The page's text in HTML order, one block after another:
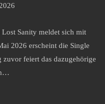
Sanity meldet sich mit
2026 erscheint die Single
zuvor feiert das dazugehörige